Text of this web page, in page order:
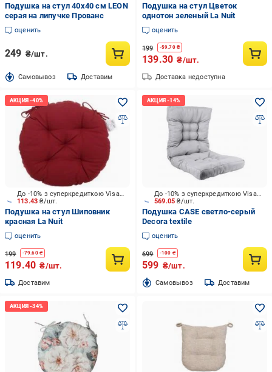
Подушка на стул 40х40 см LEON
серая на липучке Прованс
оценить
249 ₴/шт.
Cамовывоз Доставим
Подушка на стул Цветок
однотон зеленый La Nuit
оценить
199 -59.70₴
139.30 ₴/шт.
Доставка недоступна
113.43₴/шт.
До -10% з суперкредиткою Visa Вигода
Подушка на стул Шиповник
красная La Nuit
оценить
199 -79.60₴
119.40 ₴/шт.
Доставим
569.05₴/шт.
До -10% з суперкредиткою Visa Вигода
Подушка CASE светло-серый
Decora textile
оценить
699 -100 ₴
599 ₴/шт.
Cамовывоз Доставим